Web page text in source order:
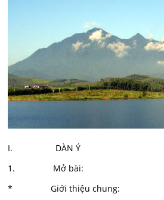
I. DÀN Ý
1. Mở bài:
* Giới thiệu chung: